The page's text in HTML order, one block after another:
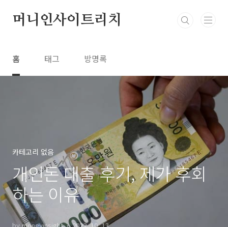
머니인사이트리치
홈 태그 방명록
카테고리 없음
개인돈 대출 후기, 제가 후회
하는 이유